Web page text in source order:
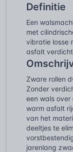
Definitie
Een
met
vibratie losse
asfalt
Zware rollen
Zonder
een wals
warm asfalt
van het
deeltjes te
jarenlang